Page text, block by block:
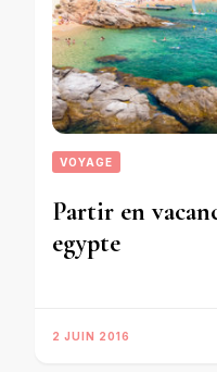
VOYAGE
Partir en
egypte
2 JUIN 2016